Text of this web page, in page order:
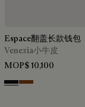
Espace翻盖长款钱包
Venezia小牛皮
MOP$ 10,100
Nero Grigio
Cacao Intenso